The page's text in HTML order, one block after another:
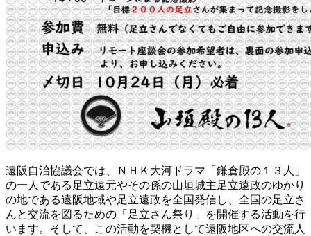
遠阪自治協議会では、ＮＨＫ大河ドラマ「鎌倉殿の１３人」
の一人である足立遠元やその孫の山垣城主足立遠政のゆかり
の地である遠阪地域や足立遠政を全国発信し、全国の足立さ
んと交流を図るための「足立さん祭り」を開催する活動を行
います。そして、この活動を契機として遠阪地区への交流人